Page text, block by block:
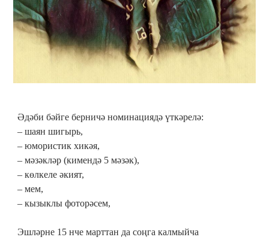
Әдәби бәйге берничә номинациядә үткәрелә:
– шаян шигырь,
– юмористик хикәя,
– мәзәкләр (кимендә 5 мәзәк),
– көлкеле әкият,
– мем,
– кызыклы фоторәсем,
Эшләрне 15 нче марттан да соңга калмыйча